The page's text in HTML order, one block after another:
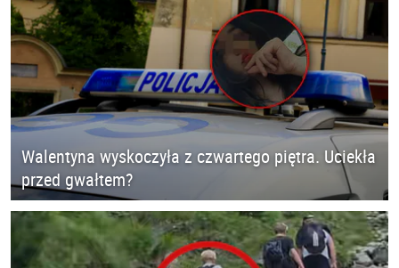
Walentyna wyskoczyła z czwartego piętra. Uciekła
przed gwałtem?